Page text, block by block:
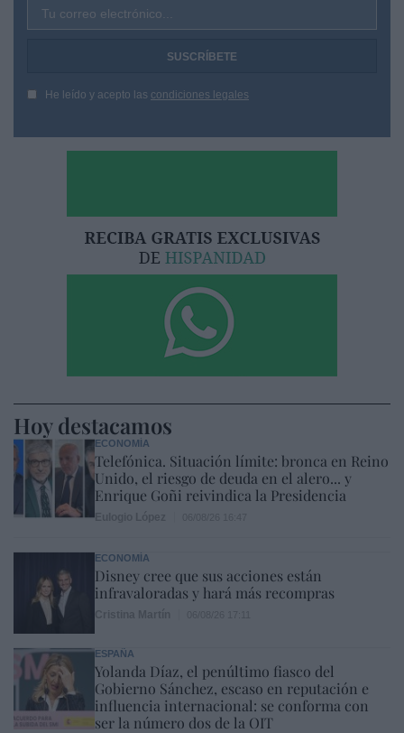
Tu correo electrónico...
He leído y acepto las condiciones legales
Hoy destacamos
ECONOMÍA
Telefónica. Situación límite: bronca en Reino
Unido, el riesgo de deuda en el alero... y
Enrique Goñi reivindica la Presidencia
ECONOMÍA
Disney cree que sus acciones están
infravaloradas y hará más recompras
ESPAÑA
Yolanda Díaz, el penúltimo fiasco del
Gobierno Sánchez, escaso en reputación e
influencia internacional: se conforma con
ser la número dos de la OIT